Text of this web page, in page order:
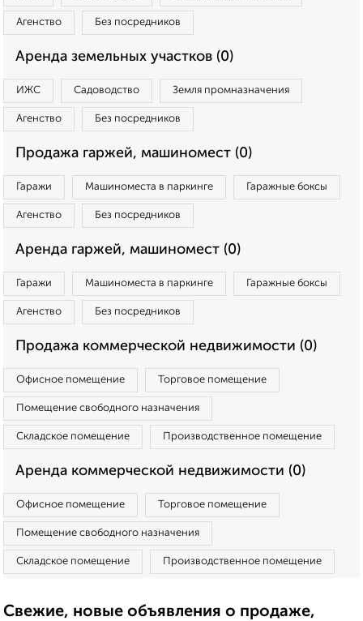
Агенство Без посредников
Аренда земельных участков (0)
ИЖС Садоводство Земля промназначения
Агенство Без посредников
Продажа гаржей, машиномест (0)
Гаражи Машиноместа в паркинге Гаражные боксы
Агенство Без посредников
Аренда гаржей, машиномест (0)
Гаражи Машиноместа в паркинге Гаражные боксы
Агенство Без посредников
Продажа коммерческой недвижимости (0)
Офисное помещение Торговое помещение
Помещение свободного назначения
Складское помещение Производственное помещение
Аренда коммерческой недвижимости (0)
Офисное помещение Торговое помещение
Помещение свободного назначения
Складское помещение Производственное помещение
Свежие, новые объявления о продаже,